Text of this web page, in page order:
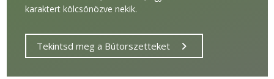
karaktert kölcsönözve nekik.
Tekintsd meg a Bútorszetteket